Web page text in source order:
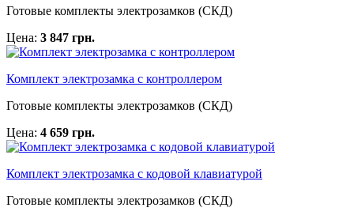
Готовые комплекты электрозамков (СКД)
Цена: 3 847 грн.
Комплект электрозамка с контроллером
Готовые комплекты электрозамков (СКД)
Цена: 4 659 грн.
Комплект электрозамка с кодовой клавиатурой
Готовые комплекты электрозамков (СКД)